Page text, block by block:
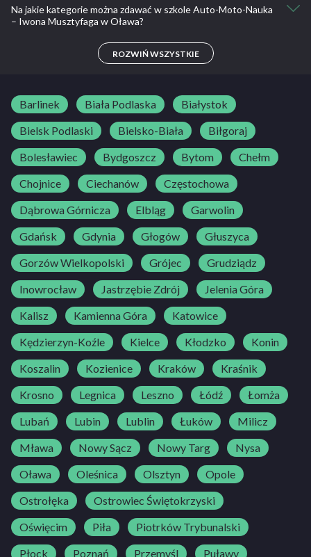
Reanult Clio
Na jakie kategorie można zdawać w szkole Auto-Moto-Nauka
– Iwona Musztyfaga w Oława?
ROZWIŃ WSZYSTKIE
Barlinek Biała Podlaska
Białystok
Bielsk Podlaski
Bielsko-Biała
Biłgoraj
Bolesławiec
Bydgoszcz Bytom
Chełm
Chojnice
Ciechanów
Częstochowa
Dąbrowa Górnicza
Elbląg
Garwolin
Gdańsk
Gdynia Głogów
Głuszyca
Gorzów Wielkopolski
Grójec
Grudziądz
Inowrocław
Jastrzębie Zdrój
Jelenia Góra
Kalisz
Kamienna Góra
Katowice
Kędzierzyn-Koźle
Kielce Kłodzko
Konin
Koszalin
Kozienice Kraków
Kraśnik
Krosno
Legnica Leszno Łódź
Łomża
Lubań
Lubin Lublin Łuków
Milicz
Mława
Nowy Sącz Nowy Targ
Nysa
Oława
Oleśnica Olsztyn
Opole
Ostrołęka
Ostrowiec Świętokrzyski
Oświęcim
Piła
Piotrków Trybunalski
Płock
Poznań Przemyśl Puławy